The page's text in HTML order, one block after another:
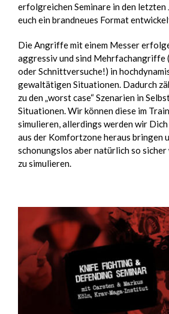
erfolgreichen Seminare in den letzten
euch ein brandneues Format
Die Angriffe mit einem Messer
aggressiv und sind Mehrfachangriffe
oder Schnittversuche!) in
gewaltätigen Situationen. Dadurch
zu den „worst case“ Szenarien in
Situationen. Wir können diese im
simulieren, allerdings werden wir Dich
aus der Komfortzone heraus bringen
schonungslos aber natürlich so
zu simulieren.